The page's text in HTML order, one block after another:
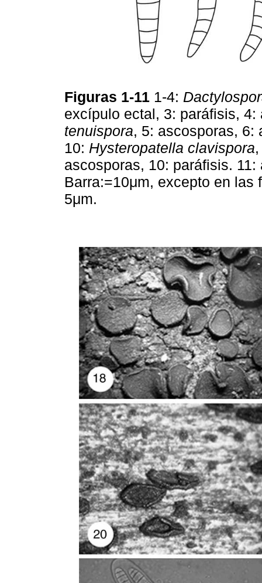
Figuras 1-11 1-4:
excípulo ectal, 3: paráfisis,
tenuispora, 5: ascosporas, 6:
10: Hysteropatella clavispora
ascosporas, 10: paráfisis.
Barra:=10μm, excepto en las
5μm.